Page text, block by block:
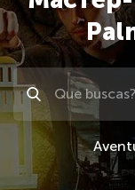
Поиск